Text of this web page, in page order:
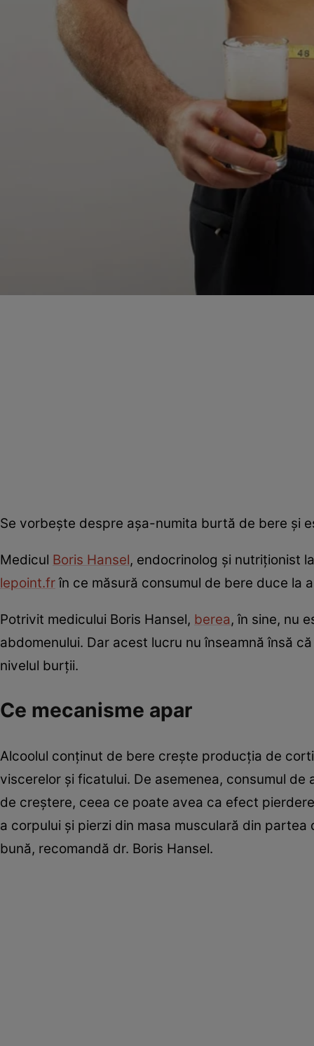
Se vorbeşte despre aşa-numita burtă de bere şi
Medicul Boris Hansel, endocrinolog şi nutriţionist
lepoint.frîn ce măsură consumul de bere duce la
Potrivit medicului Boris Hansel, berea, în sine, nu
abdomenului. Dar acest lucru nu înseamnă însă
nivelul burţii.
Ce mecanisme apar
Alcoolul conţinut de bere creşte producţia de
viscerelor şi ficatului. De asemenea, consumul
de creştere, ceea ce poate avea ca efect
a corpului şi pierzi din masa musculară din
bună, recomandă dr. Boris Hansel.